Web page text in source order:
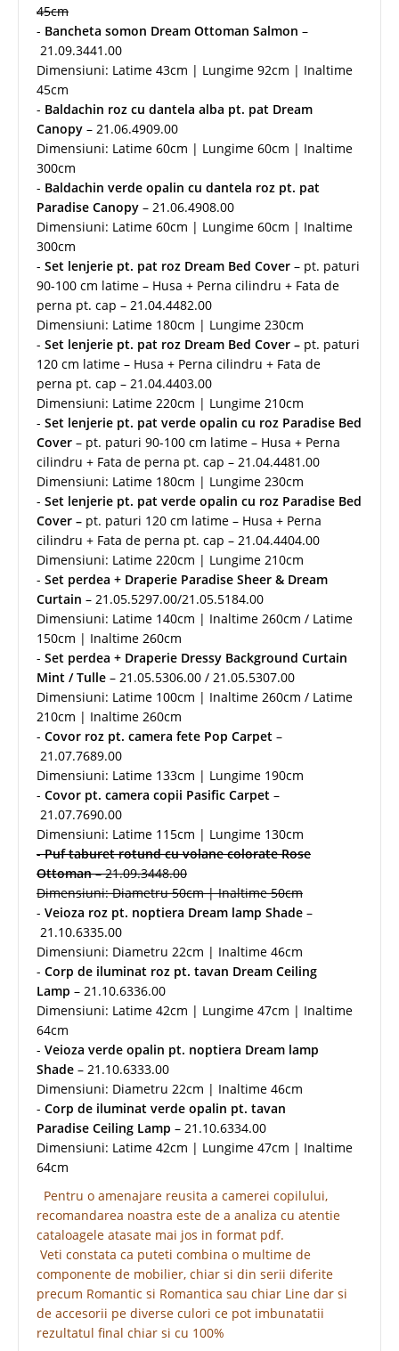
45cm
- Bancheta somon Dream Ottoman Salmon –
21.09.3441.00
Dimensiuni: Latime 43cm | Lungime 92cm | Inaltime
45cm
- Baldachin roz cu dantela alba pt. pat Dream
Canopy – 21.06.4909.00
Dimensiuni: Latime 60cm | Lungime 60cm | Inaltime
300cm
- Baldachin verde opalin cu dantela roz pt. pat
Paradise Canopy – 21.06.4908.00
Dimensiuni: Latime 60cm | Lungime 60cm | Inaltime
300cm
- Set lenjerie pt. pat roz Dream Bed Cover – pt. paturi
90-100 cm latime – Husa + Perna cilindru + Fata de
perna pt. cap – 21.04.4482.00
Dimensiuni: Latime 180cm | Lungime 230cm
- Set lenjerie pt. pat roz Dream Bed Cover – pt. paturi
120 cm latime – Husa + Perna cilindru + Fata de
perna pt. cap – 21.04.4403.00
Dimensiuni: Latime 220cm | Lungime 210cm
- Set lenjerie pt. pat verde opalin cu roz Paradise Bed
Cover – pt. paturi 90-100 cm latime – Husa + Perna
cilindru + Fata de perna pt. cap – 21.04.4481.00
Dimensiuni: Latime 180cm | Lungime 230cm
- Set lenjerie pt. pat verde opalin cu roz Paradise Bed
Cover – pt. paturi 120 cm latime – Husa + Perna
cilindru + Fata de perna pt. cap – 21.04.4404.00
Dimensiuni: Latime 220cm | Lungime 210cm
- Set perdea + Draperie Paradise Sheer & Dream
Curtain – 21.05.5297.00/21.05.5184.00
Dimensiuni: Latime 140cm | Inaltime 260cm / Latime
150cm | Inaltime 260cm
- Set perdea + Draperie Dressy Background Curtain
Mint / Tulle – 21.05.5306.00 / 21.05.5307.00
Dimensiuni: Latime 100cm | Inaltime 260cm / Latime
210cm | Inaltime 260cm
- Covor roz pt. camera fete Pop Carpet –
21.07.7689.00
Dimensiuni: Latime 133cm | Lungime 190cm
- Covor pt. camera copii Pasific Carpet –
21.07.7690.00
Dimensiuni: Latime 115cm | Lungime 130cm
-Puf taburet rotund cu volane colorate Rose
Ottoman– 21.09.3448.00
Dimensiuni: Diametru 50cm | Inaltime 50cm
- Veioza roz pt. noptiera Dream lamp Shade –
21.10.6335.00
Dimensiuni: Diametru 22cm | Inaltime 46cm
- Corp de iluminat roz pt. tavan Dream Ceiling
Lamp – 21.10.6336.00
Dimensiuni: Latime 42cm | Lungime 47cm | Inaltime
64cm
- Veioza verde opalin pt. noptiera Dream lamp
Shade – 21.10.6333.00
Dimensiuni: Diametru 22cm | Inaltime 46cm
- Corp de iluminat verde opalin pt. tavan
Paradise Ceiling Lamp – 21.10.6334.00
Dimensiuni: Latime 42cm | Lungime 47cm | Inaltime
64cm
Pentru o amenajare reusita a camerei copilului,
recomandarea noastra este de a analiza cu atentie
cataloagele atasate mai jos in format pdf.
Veti constata ca puteti combina o multime de
componente de mobilier, chiar si din serii diferite
precum Romantic si Romantica sau chiar Line dar si
de accesorii pe diverse culori ce pot imbunatatii
rezultatul final chiar si cu 100%